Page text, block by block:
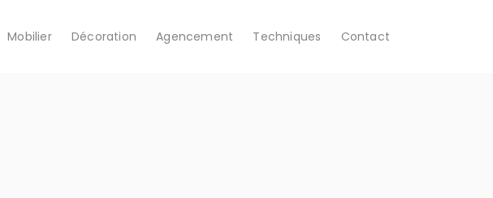
Mobilier Décoration Agencement Techniques Contact